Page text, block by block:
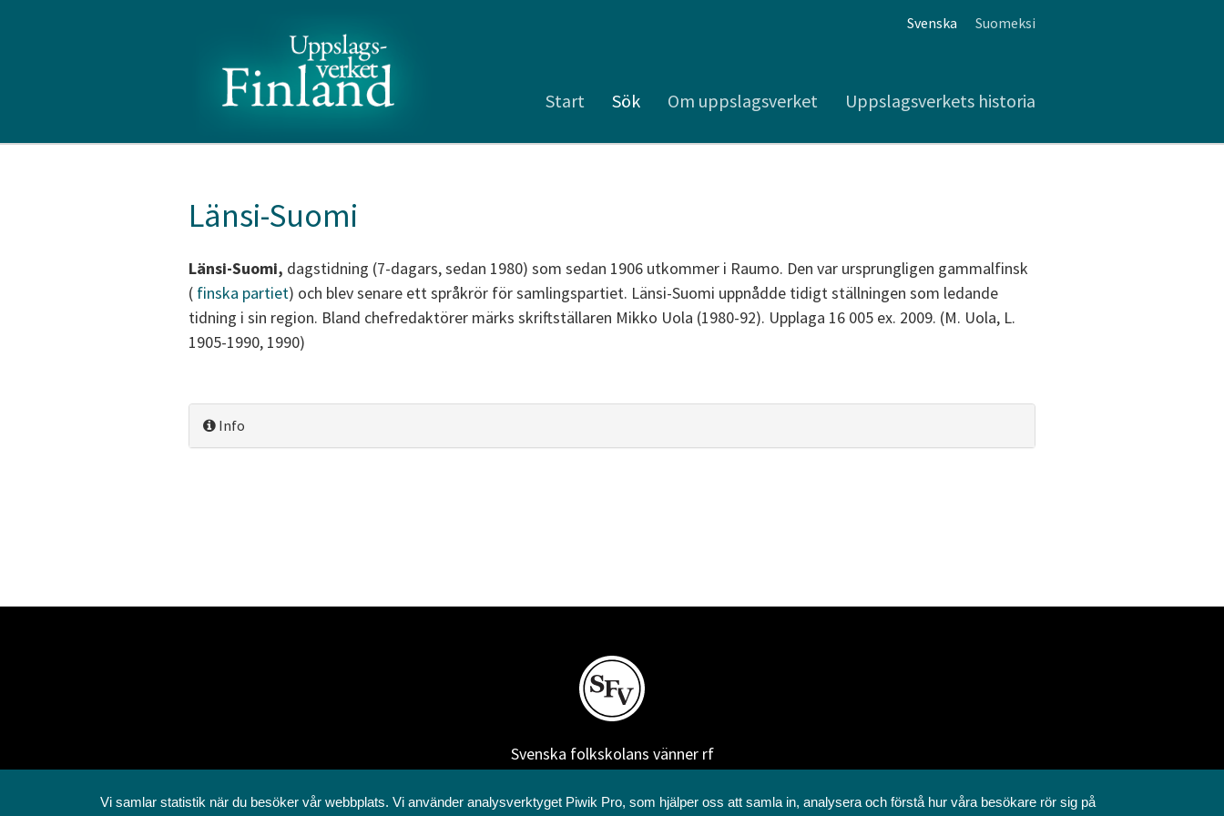
Svenska Suomeksi
Start Sök Om uppslagsverket Uppslagsverkets historia
Länsi-Suomi
Länsi-Suomi, dagstidning (7-dagars, sedan 1980) som sedan 1906 utkommer i Raumo. Den var ursprungligen gammalfinsk
( finska partiet) och blev senare ett språkrör för samlingspartiet. Länsi-Suomi uppnådde tidigt ställningen som ledande
tidning i sin region. Bland chefredaktörer märks skriftställaren Mikko Uola (1980-92). Upplaga 16 005 ex. 2009. (M. Uola, L.
1905-1990, 1990)
Info
Svenska folkskolans vänner rf
Annegatan 12
00120 Helsingfors
Vi samlar statistik när du besöker vår webbplats. Vi använder analysverktyget Piwik Pro, som hjälper oss att samla in, analysera och förstå hur våra besökare rör sig på